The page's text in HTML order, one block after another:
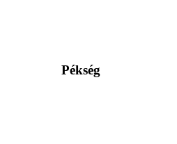
Pékség